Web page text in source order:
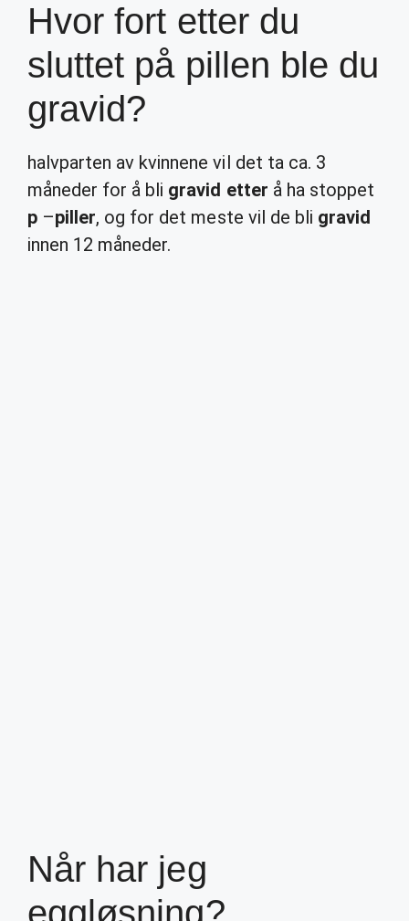
Hvor fort etter du
sluttet på pillen ble du
gravid?
halvparten av kvinnene vil det ta ca. 3
måneder for å bli gravid etter å ha stoppet
p –piller, og for det meste vil de bli gravid
innen 12 måneder.
Når har jeg
eggløsning?